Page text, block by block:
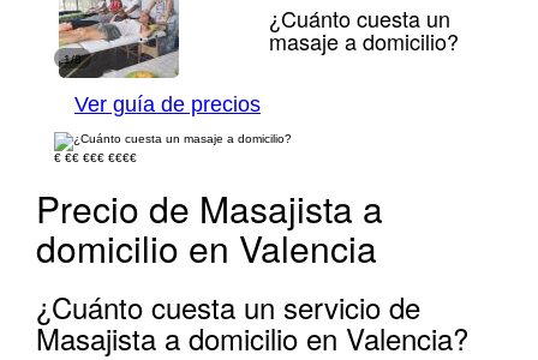
1/8
¿Cuánto cuesta un
masaje a domicilio?
Ver guía de precios
€ €€ €€€ €€€€
Precio de Masajista a
domicilio en Valencia
¿Cuánto cuesta un servicio de
Masajista a domicilio en Valencia?